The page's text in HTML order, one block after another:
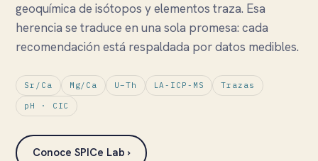
geoquímica de isótopos y elementos traza. Esa
herencia se traduce en una sola promesa: cada
recomendación está respaldada por datos medibles.
Sr/Ca Mg/Ca U–Th LA-ICP-MS Trazas
pH · CIC
Conoce SPICe Lab ›